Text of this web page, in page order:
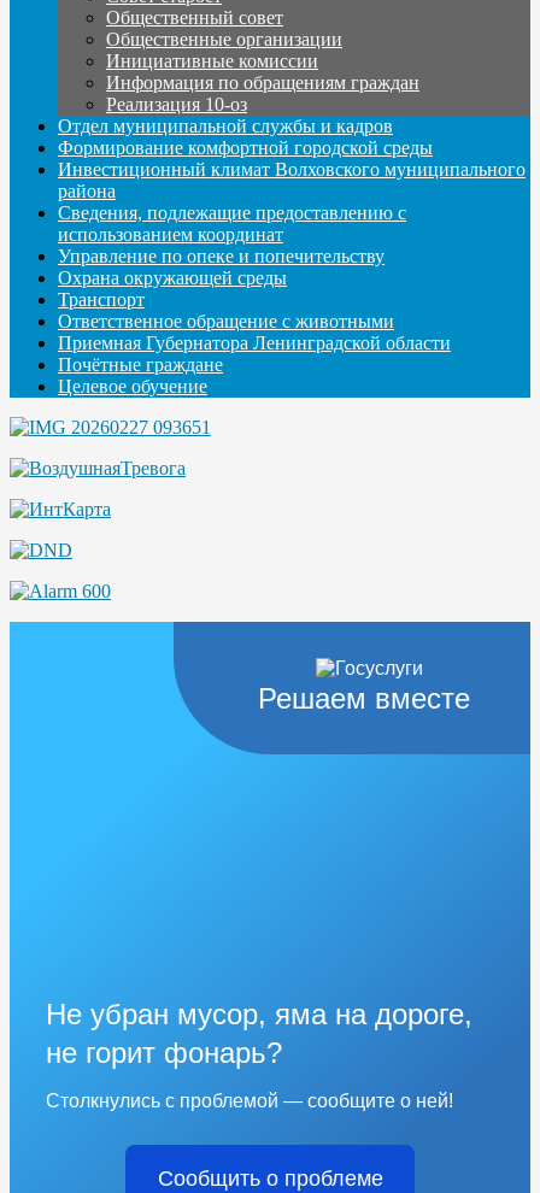
Общественный совет
Общественные организации
Инициативные комиссии
Информация по обращениям граждан
Реализация 10-оз
Отдел муниципальной службы и кадров
Формирование комфортной городской среды
Инвестиционный климат Волховского муниципального
района
Сведения, подлежащие предоставлению с
использованием координат
Управление по опеке и попечительству
Охрана окружающей среды
Транспорт
Ответственное обращение с животными
Приемная Губернатора Ленинградской области
Почётные граждане
Целевое обучение
Решаем вместе
Не убран мусор, яма на дороге,
не горит фонарь?
Столкнулись с проблемой — сообщите о ней!
Сообщить о проблеме